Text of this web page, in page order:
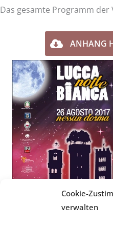
Cookie-
verwalten
Das gesamte Programm
ANHANG